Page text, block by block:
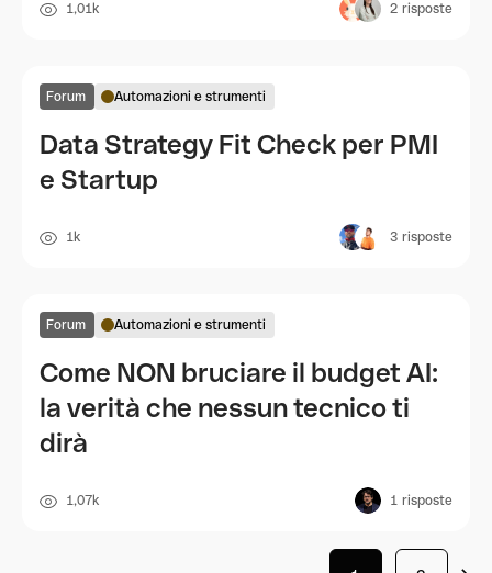
1,01k 2 risposte
Forum Automazioni e strumenti
Data Strategy Fit Check per PMI
e Startup
1k 3 risposte
Forum Automazioni e strumenti
Come NON bruciare il budget AI:
la verità che nessun tecnico ti
dirà
1,07k 1 risposte